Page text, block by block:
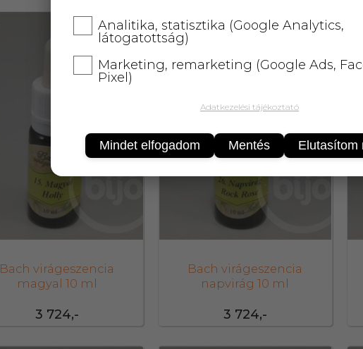
3 724,-
Bach virágeszencia
magyal 10 ml
10108
3 724,-
Bach virágeszencia
napvirág 10 ml
Analitika, statisztika (Google Analytics,
látogatottság)
Marketing, remarketing (Google Ads,
Pixel)
Adatkezelési tájékoztató
Mindet elfogadom Mentés Elutasítom